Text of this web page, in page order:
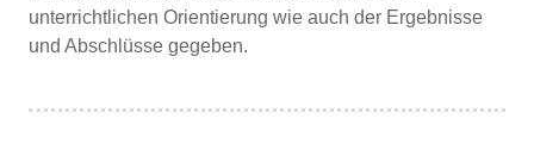
unterrichtlichen Orientierung wie auch der Ergebnisse
und Abschlüsse gegeben.